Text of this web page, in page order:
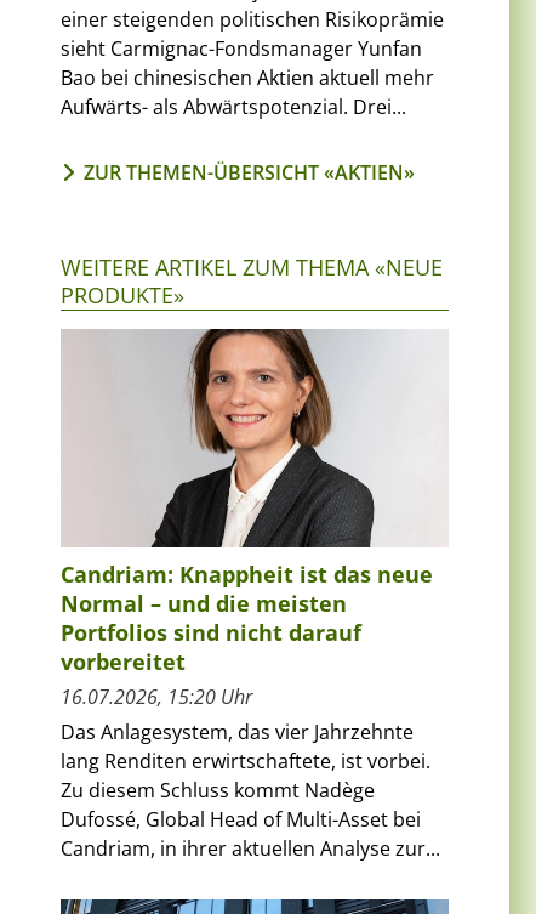
einer steigenden politischen Risikoprämie
sieht Carmignac-Fondsmanager Yunfan
Bao bei chinesischen Aktien aktuell mehr
Aufwärts- als Abwärtspotenzial. Drei...
ZUR THEMEN-ÜBERSICHT «AKTIEN»
WEITERE ARTIKEL ZUM THEMA «NEUE
PRODUKTE»
Candriam: Knappheit ist das neue
Normal – und die meisten
Portfolios sind nicht darauf
vorbereitet
16.07.2026, 15:20 Uhr
Das Anlagesystem, das vier Jahrzehnte
lang Renditen erwirtschaftete, ist vorbei.
Zu diesem Schluss kommt Nadège
Dufossé, Global Head of Multi-Asset bei
Candriam, in ihrer aktuellen Analyse zur...